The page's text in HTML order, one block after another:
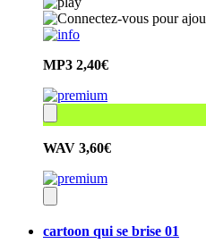
MP3 2,40€
WAV 3,60€
cartoon qui se brise 01